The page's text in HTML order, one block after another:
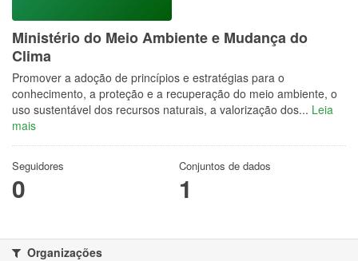
Ministério do Meio Ambiente e Mudança do
Clima
Promover a adoção de princípios e estratégias para o
conhecimento, a proteção e a recuperação do meio ambiente, o
uso sustentável dos recursos naturais, a valorização dos... Leia
mais
Seguidores
0
Conjuntos de dados
1
Organizações